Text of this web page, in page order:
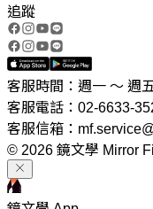
追蹤
客服時間：週一 ～ 週
客服電話：02-6633-
客服信箱：
© 2026 鏡文學 Mirror